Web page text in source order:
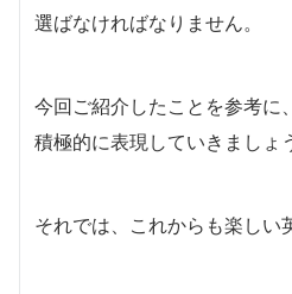
選ばなければなりません。
今回ご紹介したことを参考に
積極的に表現していきましょ
それでは、これからも楽しい